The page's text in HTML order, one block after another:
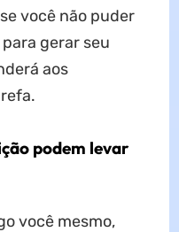
você não puder
gerar seu
aos
podem levar
você mesmo,